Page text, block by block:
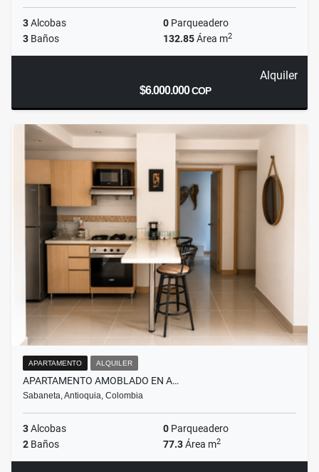
3Alcobas 0 Parqueadero
3 Baños 132.85Área m2
Alquiler
$6.000.000COP
APARTAMENTO ALQUILER
APARTAMENTO AMOBLADO EN A…
Sabaneta, Antioquia, Colombia
3Alcobas 0 Parqueadero
2 Baños 77.3Área m2